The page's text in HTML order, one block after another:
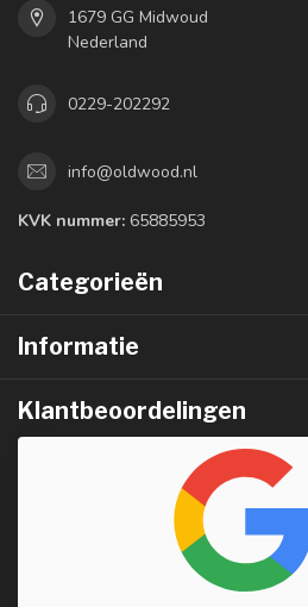
1679 GG Midwoud
Nederland
0229-202292
info@oldwood.nl
KVK nummer: 65885953
Categorieën
Informatie
Klantbeoordelingen